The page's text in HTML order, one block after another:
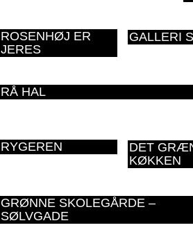
ROSENHØJ ER
JERES
GALLERI
RÅ HAL
RYGEREN
DET
KØKKEN
GRØNNE SKOLEGÅRDE –
SØLVGADE